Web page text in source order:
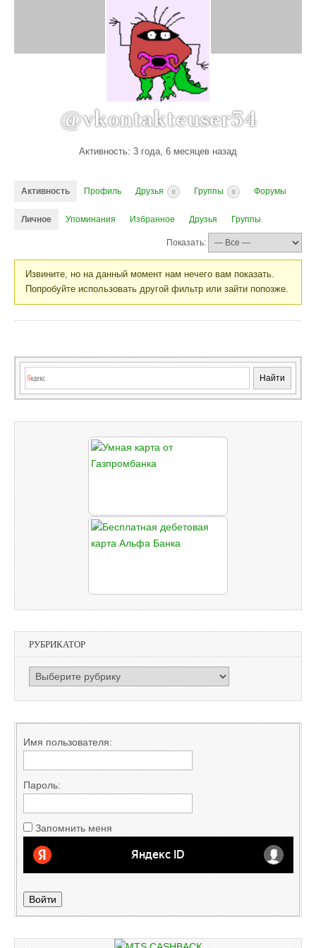
@vkontakteuser54
Активность: 3 года, 6 месяцев назад
Активность Профиль Друзья 0 Группы 0 Форумы
Личное Упоминания Избранное Друзья Группы
Показать:
Извините, но на данный момент нам нечего вам показать.
Попробуйте использовать другой фильтр или зайти попозже.
РУБРИКАТОР
РУБРИКАТОР
Имя пользователя:
Пароль:
Запомнить меня
Войти